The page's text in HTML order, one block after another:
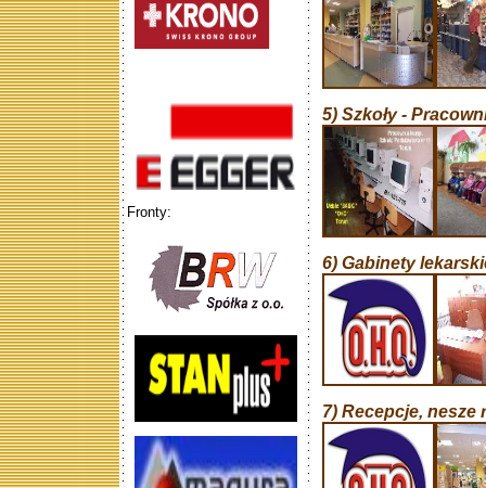
Fronty:
5) Szkoły -
6) Gabinety
7) Recepcje, nesze